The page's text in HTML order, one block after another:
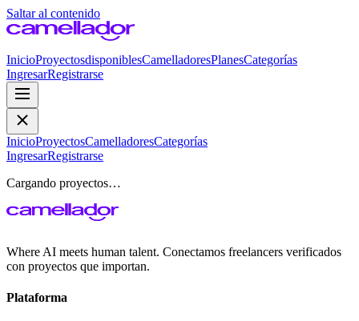
Saltar al contenido
InicioProyectosdisponiblesCamelladoresPlanesCategorías
IngresarRegistrarse
InicioProyectosCamelladoresCategorías
IngresarRegistrarse
Cargando proyectos…
Where AI meets human talent. Conectamos freelancers verificados
con proyectos que importan.
Plataforma